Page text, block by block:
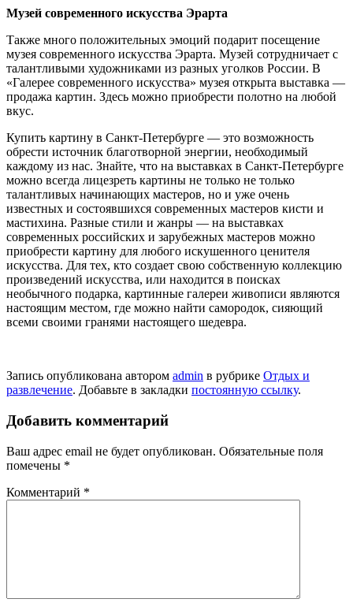
Музей современного искусства Эрарта
Также много положительных эмоций подарит посещение
музея современного искусства Эрарта. Музей сотрудничает с
талантливыми художниками из разных уголков России. В
«Галерее современного искусства» музея открыта выставка —
продажа картин. Здесь можно приобрести полотно на любой
вкус.
Купить картину в Санкт-Петербурге — это возможность
обрести источник благотворной энергии, необходимый
каждому из нас. Знайте, что на выставках в Санкт-Петербурге
можно всегда лицезреть картины не только не только
талантливых начинающих мастеров, но и уже очень
известных и состоявшихся современных мастеров кисти и
мастихина. Разные стили и жанры — на выставках
современных российских и зарубежных мастеров можно
приобрести картину для любого искушенного ценителя
искусства. Для тех, кто создает свою собственную коллекцию
произведений искусства, или находится в поисках
необычного подарка, картинные галереи живописи являются
настоящим местом, где можно найти самородок, сияющий
всеми своими гранями настоящего шедевра.
Запись опубликована автором admin в рубрике Отдых и
развлечение. Добавьте в закладки постоянную ссылку.
Добавить комментарий
Ваш адрес email не будет опубликован. Обязательные поля
помечены *
Комментарий *